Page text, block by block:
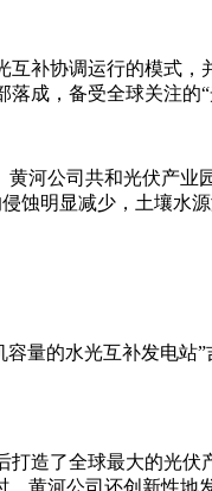
补协调运行的模式，
成，备受全球关注的“
河公司共和光伏产业
蚀明显减少，土壤水
量的水光互补发电站
造了全球最大的光伏
黄河公司还创新性地